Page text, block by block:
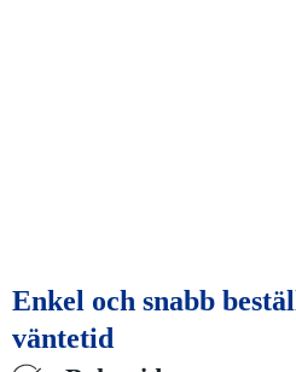
Enkel och snabb
väntetid